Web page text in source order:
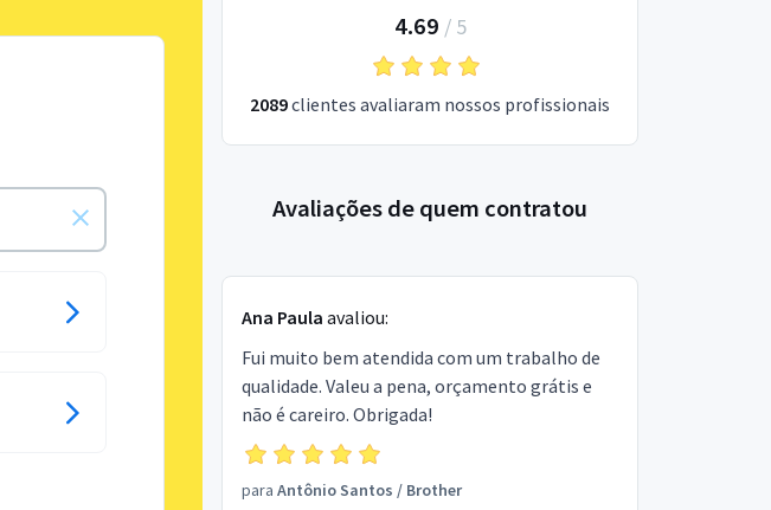
4.69 / 5
2089clientes avaliaram nossos profissionais
Avaliações de quem contratou
Ana Paula avaliou:
Fui muito bem atendida com um trabalho de
qualidade. Valeu a pena, orçamento grátis e
não é careiro. Obrigada!
para Antônio Santos / Brother